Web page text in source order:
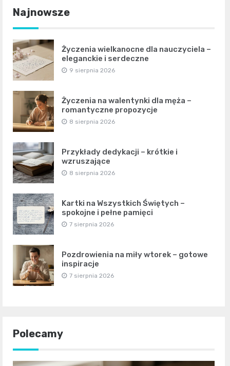
Najnowsze
Życzenia wielkanocne dla nauczyciela –
eleganckie i serdeczne
9 sierpnia 2026
Życzenia na walentynki dla męża –
romantyczne propozycje
8 sierpnia 2026
Przykłady dedykacji – krótkie i
wzruszające
8 sierpnia 2026
Kartki na Wszystkich Świętych –
spokojne i pełne pamięci
7 sierpnia 2026
Pozdrowienia na miły wtorek – gotowe
inspiracje
7 sierpnia 2026
Polecamy